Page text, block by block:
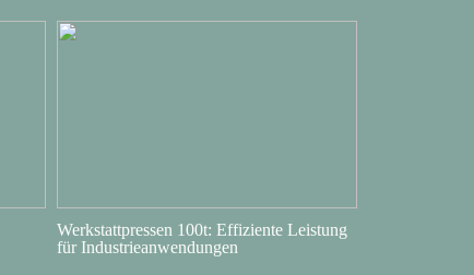
Werkstattpressen 100t: Effiziente Leistung
für Industrieanwendungen